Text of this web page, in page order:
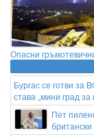
Опасни
Бургас се готви за
става „мини град за
Пет